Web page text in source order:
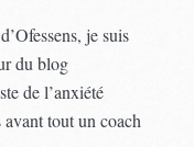
je suis
du blog
de l’anxiété
tout un coach